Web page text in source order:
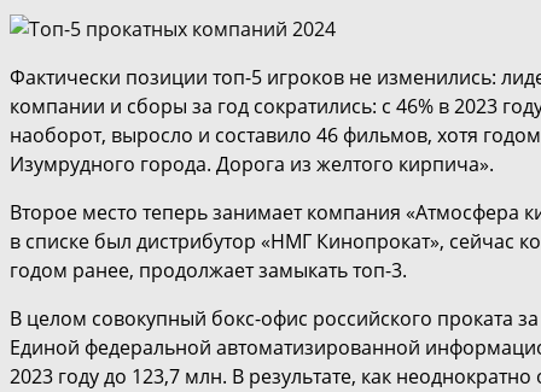
Фактически позиции топ-5 игроков не изменились:
компании и сборы за год сократились: с 46% в 2023
наоборот, выросло и составило 46 фильмов, хотя
Изумрудного города. Дорога из желтого кирпича».
Второе место теперь занимает компания
в списке был дистрибутор «НМГ Кинопрокат», сейчас
годом ранее, продолжает замыкать топ-3.
В целом совокупный бокс-офис российского проката
Единой федеральной автоматизированной
2023 году до 123,7 млн. В результате, как